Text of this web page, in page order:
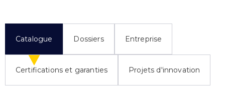
Catalogue Dossiers Entreprise
Certifications et garanties Projets d'innovation